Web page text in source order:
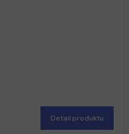
Detail produktu